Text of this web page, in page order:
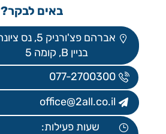
באים לבקר?
אברהם פצ'ורניק 5, נס ציונה
בניין B, קומה 5
077-2700300
office@2all.co.il
שעות פעילות: